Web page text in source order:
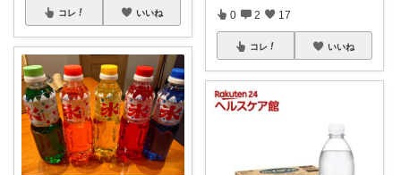
コレ いいね 0 2 17
コレ いいね